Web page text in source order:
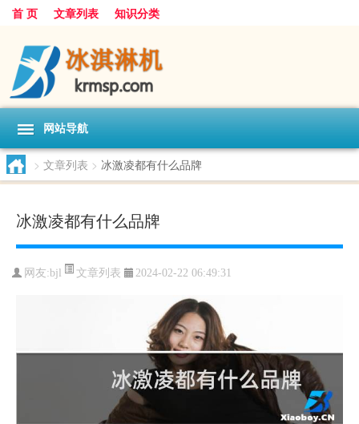
首 页 文章列表 知识分类
网站导航
> 文章列表 > 冰激凌都有什么品牌
冰激凌都有什么品牌
网友:bjl 文章列表 2024-02-22 06:49:31